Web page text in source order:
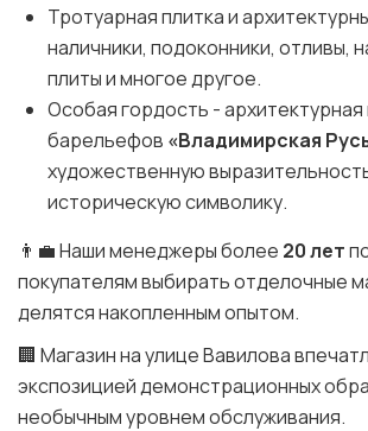
Тротуарная плитка и
наличники, подоконники, отливы,
плиты и многое другое.
Особая гордость - архитектурная
барельефов «Владимирская
художественную
историческую символику.
👨‍💼 Наши менеджеры более 20 лет
покупателям выбирать отделочные
делятся накопленным опытом.
🏢 Магазин на улице Вавилова
экспозицией демонстрационных
необычным уровнем обслуживания.